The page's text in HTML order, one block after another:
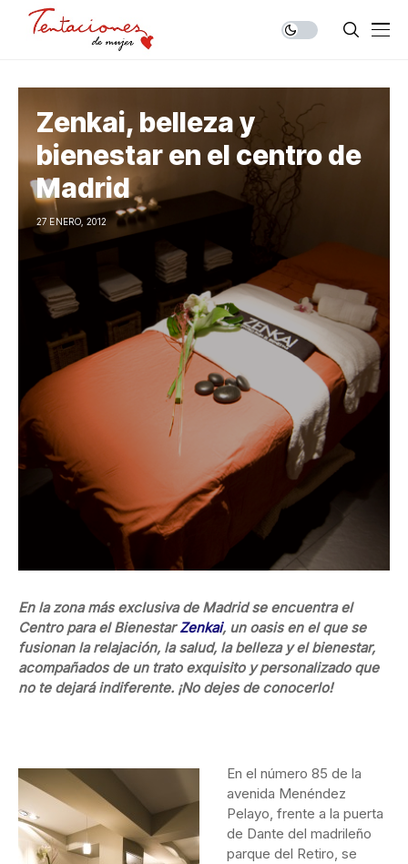
Zenkai, belleza y
bienestar en el centro de
Madrid
27 ENERO, 2012
En la zona más exclusiva de Madrid se encuentra el
Centro para el BienestarZenkai, un oasis en el que se
fusionan la relajación, la salud, la belleza y el bienestar,
acompañados de un trato exquisito y personalizado que
no te dejará indiferente. ¡No dejes de conocerlo!
En el número 85 de la
avenida Menéndez
Pelayo, frente a la puerta
de Dante del madrileño
parque del Retiro, se